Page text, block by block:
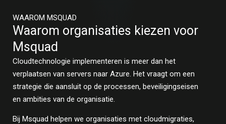
WAAROM MSQUAD
Waarom organisaties kiezen voor
Msquad
Cloudtechnologie implementeren is meer dan het
verplaatsen van servers naar Azure. Het vraagt om een
strategie die aansluit op de processen, beveiligingseisen
en ambities van de organisatie.
Bij Msquad helpen we organisaties met cloudmigraties,